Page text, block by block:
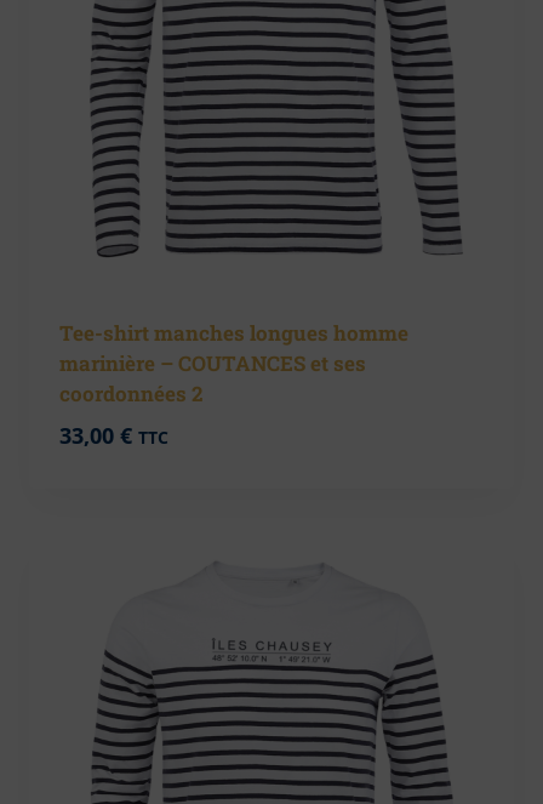
Tee-shirt manches longues homme
marinière – COUTANCES et ses
coordonnées 2
33,00 € TTC